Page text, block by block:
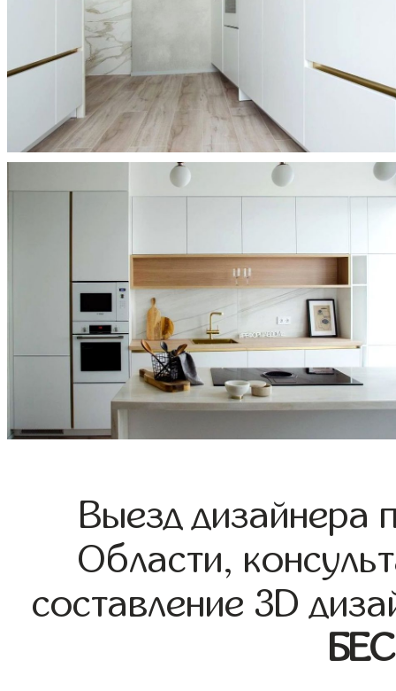
Выезд дизайнера
Области,
составление 3D